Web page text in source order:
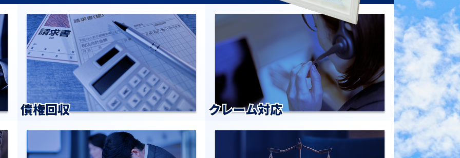
債権回収 クレーム対応